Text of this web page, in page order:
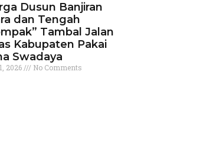
Dusun Banjiran
dan Tengah
Tambal Jalan
Kabupaten Pakai
Swadaya
2026 No Comments